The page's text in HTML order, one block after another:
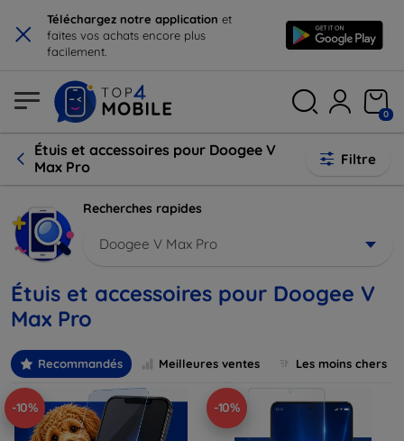
× Téléchargez notre application et
faites vos achats encore plus
facilement.
0
Étuis et accessoires pour Doogee V
Max Pro
Filtre
Recherches rapides
Doogee V Max Pro
Étuis et accessoires pour Doogee V
Max Pro
Recommandés Meilleures ventes Les moins chers
-10% -10%